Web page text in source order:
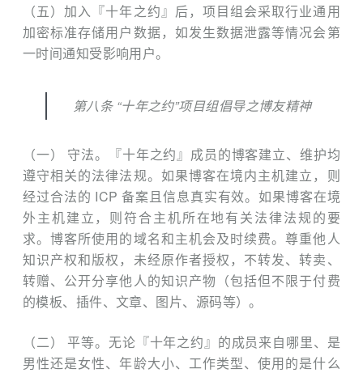
（五）加入『十年之约』后，项目组会采取行业通用
加密标准存储用户数据，如发生数据泄露等情况会第
一时间通知受影响用户。
第八条 “十年之约”项目组倡导之博友精神
（一） 守法。『十年之约』成员的博客建立、维护均
遵守相关的法律法规。如果博客在境内主机建立，则
经过合法的 ICP 备案且信息真实有效。如果博客在境
外主机建立，则符合主机所在地有关法律法规的要
求。博客所使用的域名和主机会及时续费。尊重他人
知识产权和版权，未经原作者授权，不转发、转卖、
转赠、公开分享他人的知识产物（包括但不限于付费
的模板、插件、文章、图片、源码等）。
（二） 平等。无论『十年之约』的成员来自哪里、是
男性还是女性、年龄大小、工作类型、使用的是什么